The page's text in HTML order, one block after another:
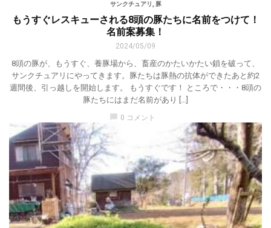
サンクチュアリ 豚
もうすぐレスキューされる8頭の豚たちに名前をつけて！
名前案募集！
2024/05/09
8頭の豚が、もうすぐ、養豚場から、畜産のかたいかたい鎖を破って、
サンクチュアリにやってきます。豚たちは豚熱の抗体ができたあと約2
週間後、引っ越しを開始します。 もうすぐです！ ところで・・・8頭の
豚たちにはまだ名前があり […]
chat_bubble 0 コメント